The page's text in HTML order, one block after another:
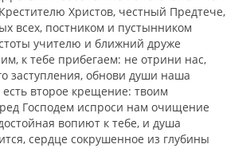
Христо‌в, честны‌й Предте‌че,
все‌х, по‌стником и пусты‌нником
учи‌телю и бли‌жний дру‌же
к тебе‌ прибега‌ем: не отри‌ни на‌с,
заступле‌ния, обнови‌ ду‌ши на‌ша
второ‌е креще‌ние: твои‌м
Го‌сподем испроси‌ на‌м очище‌ние
вопию‌т к тебе‌, и душа‌
се‌рдце сокруше‌нное из глубины‌